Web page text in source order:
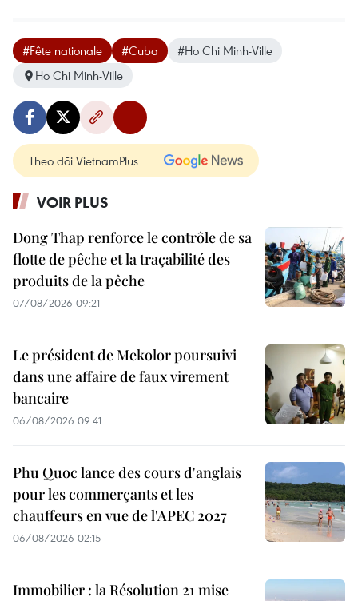
#Fête nationale #Cuba
#Ho Chi Minh-Ville
Ho Chi Minh-Ville
Theo dõi VietnamPlus
VOIR PLUS
Dong Thap renforce le contrôle de sa
flotte de pêche et la traçabilité des
produits de la pêche
07/08/2026 09:21
Le président de Mekolor poursuivi
dans une affaire de faux virement
bancaire
06/08/2026 09:41
Phu Quoc lance des cours d'anglais
pour les commerçants et les
chauffeurs en vue de l'APEC 2027
06/08/2026 02:15
Immobilier : la Résolution 21 mise